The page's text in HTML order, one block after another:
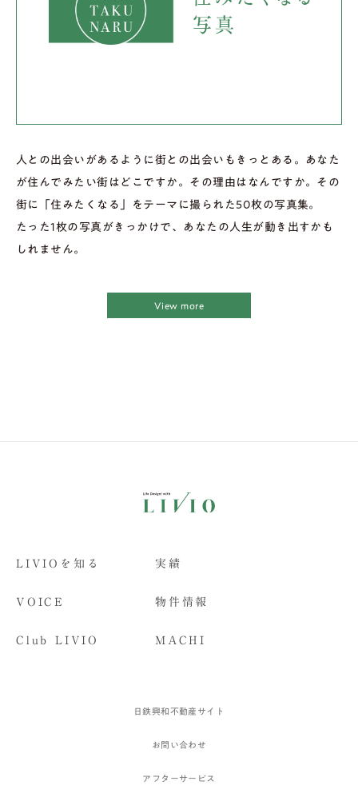
人との出会いがあるように街との出会いもきっとある。あなた
が住んでみたい街はどこですか。その理由はなんですか。その
街に「住みたくなる」をテーマに撮られた50枚の写真集。
たった1枚の写真がきっかけで、あなたの人生が動き出すかも
しれません。
View more
LIVIOを知る 実績
VOICE 物件情報
Club LIVIO MACHI
日鉄興和不動産サイト
お問い合わせ
アフターサービス